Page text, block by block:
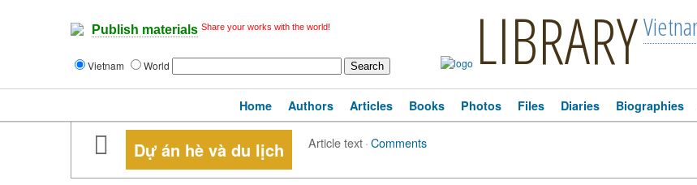
Publish materials Share your works with the world!
Vietnam World LIBRARY
Home Authors Articles Books Photos Files Diaries Biographies
Dự án hè và du lịch Article text·Comments